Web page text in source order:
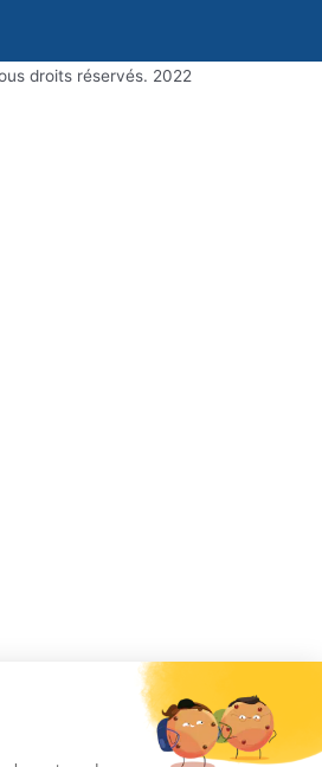
droits réservés. 2022